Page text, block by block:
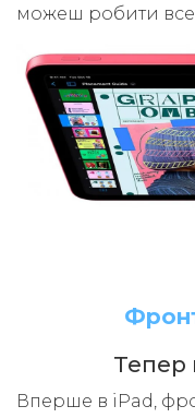
можеш робити все
Тепер
Вперше в iPad,